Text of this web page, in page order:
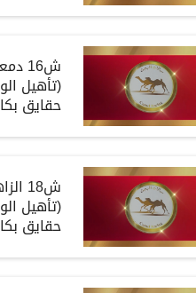
ش16
(تأهيل
حقايق
ش18
(تأهيل
حقايق